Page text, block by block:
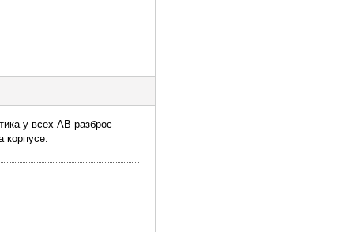
у всех АВ разброс
корпусе.